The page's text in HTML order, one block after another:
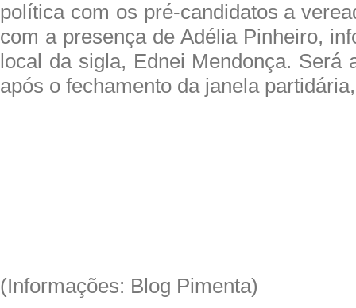
política com os pré-candidatos a
com a presença de Adélia Pinheiro,
local da sigla, Ednei Mendonça. Será
após o fechamento da janela
(Informações: Blog Pimenta)